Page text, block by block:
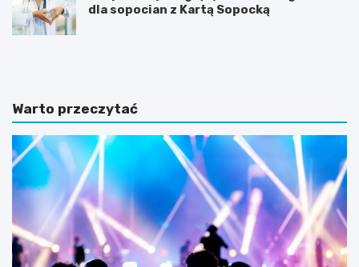
dla sopocian z Kartą Sopocką
N
g
i
w
S
o
p
o
c
i
e
n
Z
n
a
a
u
r
a
w
S
o
p
o
Warto przeczytać